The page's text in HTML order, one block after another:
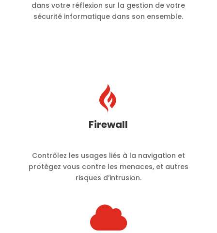
dans votre réflexion sur la gestion de votre
sécurité informatique dans son ensemble.

Firewall
Contrôlez les usages liés à la navigation et
protégez vous contre les menaces, et autres
risques d’intrusion.
